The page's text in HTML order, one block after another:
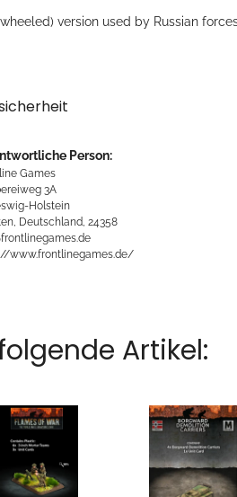
version used by Russian
Person:
Games
3A
Holstein
Deutschland, 24358
www.frontlinegames.de/
Artikel: